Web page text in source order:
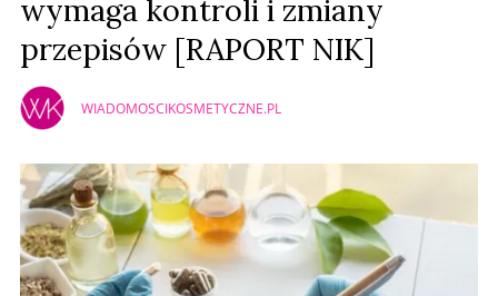
wymaga kontroli i zmiany
przepisów [RAPORT NIK]
WIADOMOSCIKOSMETYCZNE.PL